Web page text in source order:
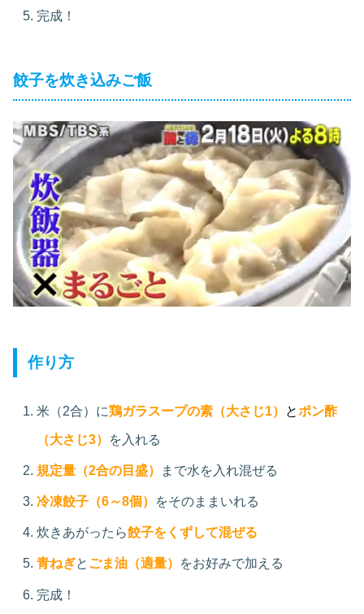
完成！
餃子を炊き込みご飯
作り方
米（2合）に鶏ガラスープの素（大さじ1） とポン酢
（大さじ3） を入れる
規定量（2合の目盛） まで水を入れ混ぜる
冷凍餃子（6～8個） をそのままいれる
炊きあがったら餃子をくずして混ぜる
青ねぎと ごま油（適量） をお好みで加える
完成！